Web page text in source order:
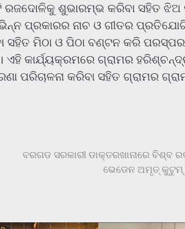
ଶୁଭାରମ୍ଭ କରିବା ସହିତ ଝିଅ
ପ୍ରକାରର ନାଚ ଓ ଗୀତର
ସହିତ ମିଠା ଓ ପିଠା ବଣ୍ଟନ କରି
କାର୍ଯ୍ୟକ୍ରମରେ ଗ୍ରାମର
ପରିଚାଳନା କରିବା ସହିତ ଗ୍ରାମର
ବରଗଡ ସରକାରୀ ଡାକ୍ତରଖାନାରେ ବିଶ୍ବ
ଭେଡେନ ଅମୃତ୍ କୁଟୁମ୍